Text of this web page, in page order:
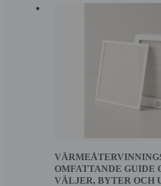
OMFATTANDE GUIDE
VÄLJER, BYTER OCH